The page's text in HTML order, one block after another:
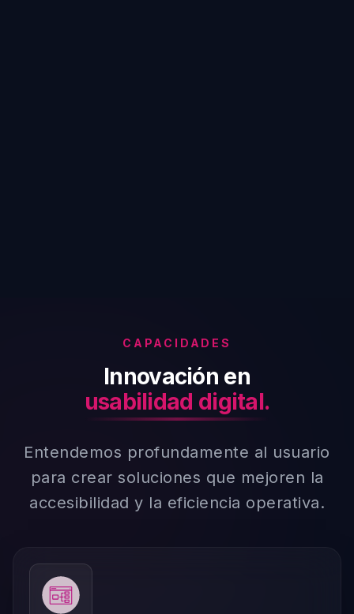
CAPACIDADES
Innovación en
usabilidad digital.
Entendemos profundamente al usuario
para crear soluciones que mejoren la
accesibilidad y la eficiencia operativa.